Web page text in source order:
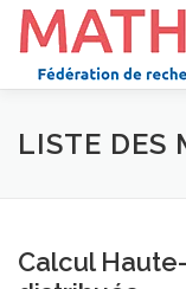
Aller
contenu
ACCUEIL
LISTE DES
Calcul